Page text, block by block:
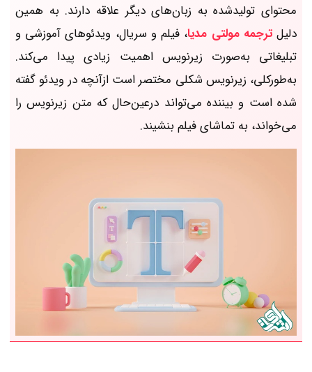
محتوای تولیدشده به زبان‌های دیگر علاقه‌ دارند. به همین
دلیلترجمه مولتی مدیا، فیلم و سریال، ویدئوهای آموزشی و
تبلیغاتی به‌صورت زیرنویس اهمیت زیادی پیدا می‌کند.
به‌طورکلی، زیرنویس شکلی مختصر است ازآنچه در ویدئو گفته
شده است و بیننده می‌تواند درعین‌حال که متن زیرنویس را
می‌خواند، به تماشای فیلم بنشیند.